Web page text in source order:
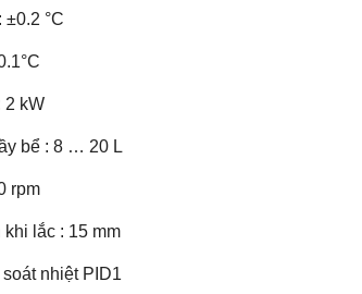
°C
2 kW
bể : 8 … 20 L
rpm
lắc : 15 mm
nhiệt PID1